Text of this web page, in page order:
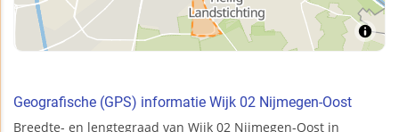
Geografische (GPS) informatie Wijk 02 Nijmegen-Oost
Breedte- en lengtegraad van Wijk 02 Nijmegen-Oost in